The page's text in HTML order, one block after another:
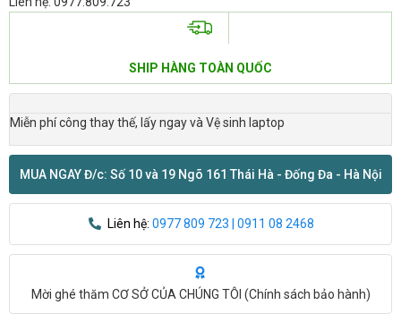
SHIP HÀNG TOÀN QUỐC
Miễn phí công thay thế, lấy ngay và Vệ sinh laptop
MUA NGAY Đ/c: Số 10 và 19 Ngõ 161 Thái Hà - Đống Đa - Hà Nội
Liên hệ: 0977 809 723 | 0911 08 2468
Mời ghé thăm CƠ SỞ CỦA CHÚNG TÔI (Chính sách bảo hành)